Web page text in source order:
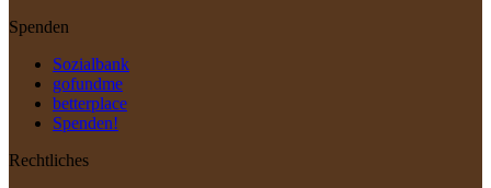
Spenden
Sozialbank
gofundme
betterplace
Spenden!
Rechtliches